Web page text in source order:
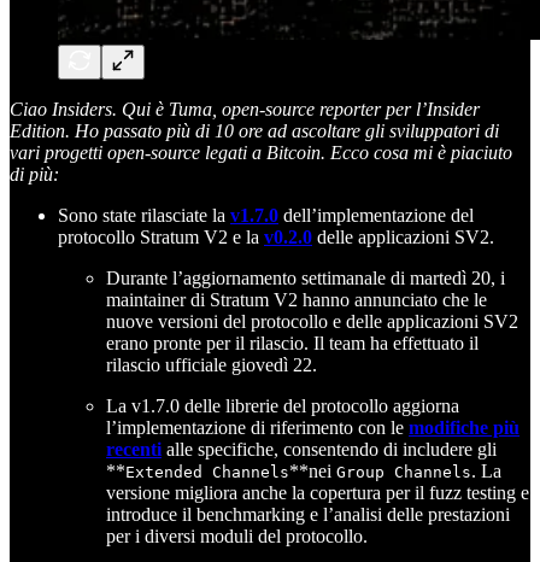
Ciao Insiders. Qui è Tuma, open-source reporter per l’Insider
Edition. Ho passato più di 10 ore ad ascoltare gli sviluppatori di
vari progetti open-source legati a Bitcoin. Ecco cosa mi è piaciuto
di più:
Sono state rilasciate la v1.7.0 dell’implementazione del
protocollo Stratum V2 e la v0.2.0 delle applicazioni SV2.
Durante l’aggiornamento settimanale di martedì 20, i
maintainer di Stratum V2 hanno annunciato che le
nuove versioni del protocollo e delle applicazioni SV2
erano pronte per il rilascio. Il team ha effettuato il
rilascio ufficiale giovedì 22.
La v1.7.0 delle librerie del protocollo aggiorna
l’implementazione di riferimento con le modifiche più
recenti alle specifiche, consentendo di includere gli
**Extended Channels**nei Group Channels. La
versione migliora anche la copertura per il fuzz testing e
introduce il benchmarking e l’analisi delle prestazioni
per i diversi moduli del protocollo.